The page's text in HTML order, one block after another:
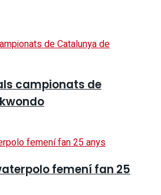
campionats de
femení fan 25